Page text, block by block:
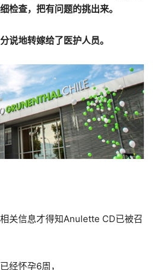
检查，把有问题的挑出来。
说地转嫁给了医护人员。
关信息才得知Anulette CD已被召
经怀孕6周，